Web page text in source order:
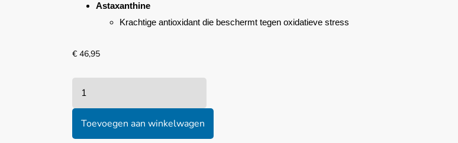
Astaxanthine
Krachtige antioxidant die beschermt tegen oxidatieve stress
€ 46,95
Toevoegen aan winkelwagen